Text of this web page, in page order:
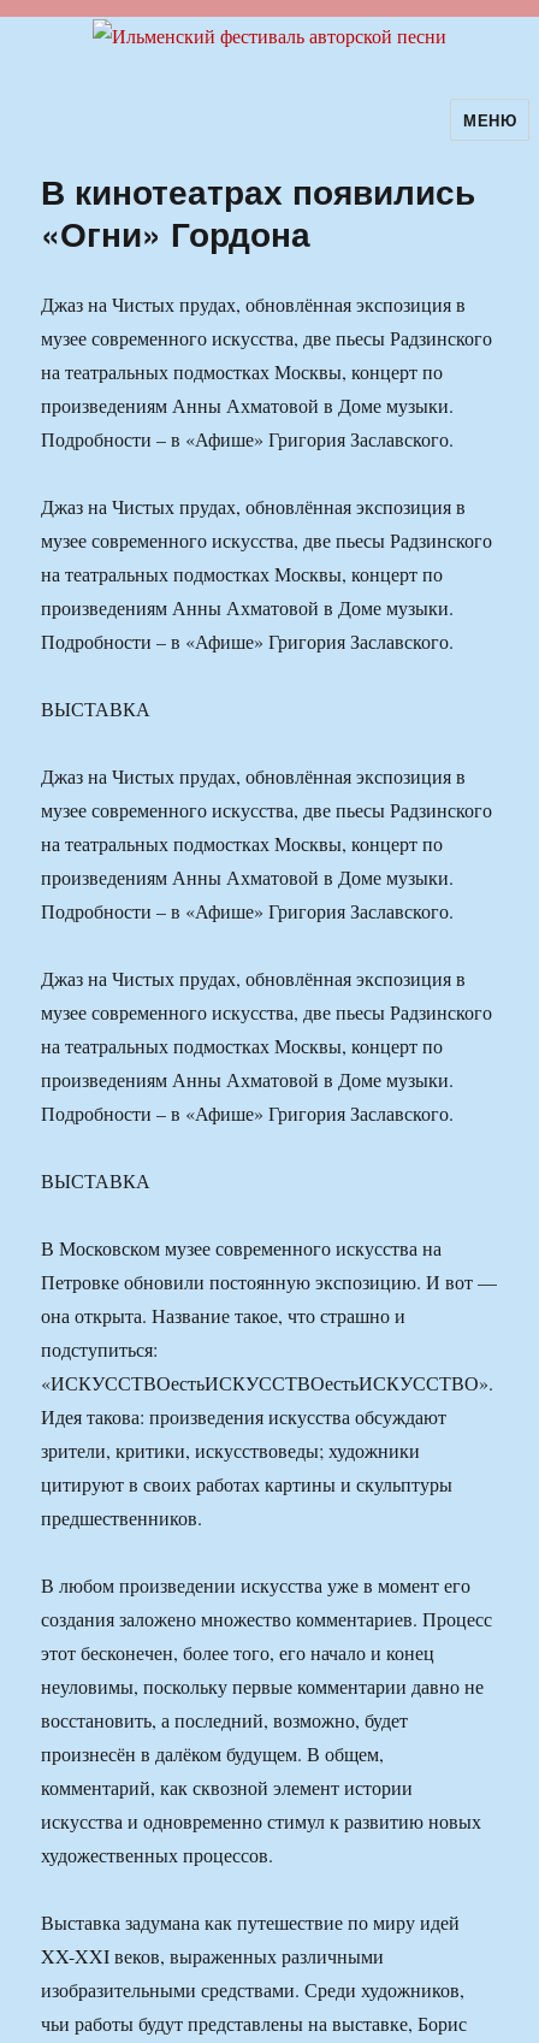
Ильменский фестиваль авторскойМЕНЮ
В кинотеатрах появились
«Огни» Гордона
Джаз на Чистых прудах, обновлённая экспозиция в
музее современного искусства, две пьесы Радзинского
на театральных подмостках Москвы, концерт по
произведениям Анны Ахматовой в Доме музыки.
Подробности – в «Афише» Григория Заславского.
Джаз на Чистых прудах, обновлённая экспозиция в
музее современного искусства, две пьесы Радзинского
на театральных подмостках Москвы, концерт по
произведениям Анны Ахматовой в Доме музыки.
Подробности – в «Афише» Григория Заславского.
ВЫСТАВКА
Джаз на Чистых прудах, обновлённая экспозиция в
музее современного искусства, две пьесы Радзинского
на театральных подмостках Москвы, концерт по
произведениям Анны Ахматовой в Доме музыки.
Подробности – в «Афише» Григория Заславского.
Джаз на Чистых прудах, обновлённая экспозиция в
музее современного искусства, две пьесы Радзинского
на театральных подмостках Москвы, концерт по
произведениям Анны Ахматовой в Доме музыки.
Подробности – в «Афише» Григория Заславского.
ВЫСТАВКА
В Московском музее современного искусства на
Петровке обновили постоянную экспозицию. И вот —
она открыта. Название такое, что страшно и
подступиться:
«ИСКУССТВОестьИСКУССТВОестьИСКУССТВО».
Идея такова: произведения искусства обсуждают
зрители, критики, искусствоведы; художники
цитируют в своих работах картины и скульптуры
предшественников.
В любом произведении искусства уже в момент его
создания заложено множество комментариев. Процесс
этот бесконечен, более того, его начало и конец
неуловимы, поскольку первые комментарии давно не
восстановить, а последний, возможно, будет
произнесён в далёком будущем. В общем,
комментарий, как сквозной элемент истории
искусства и одновременно стимул к развитию новых
художественных процессов.
Выставка задумана как путешествие по миру идей
XX-XXI веков, выраженных различными
изобразительными средствами. Среди художников,
чьи работы будут представлены на выставке, Борис